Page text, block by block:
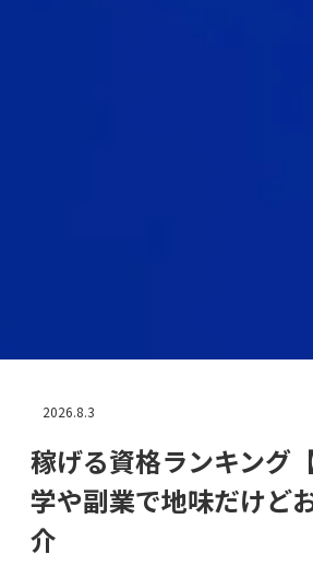
2026.8.3
稼げる資格ランキング
学や副業で地味だけど
介